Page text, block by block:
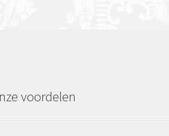
voordelen